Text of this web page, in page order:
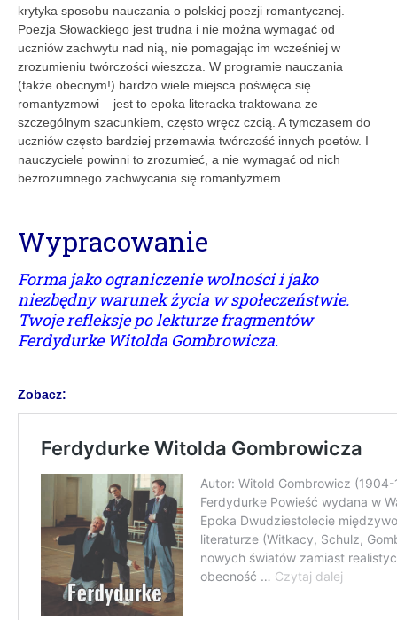
krytyka sposobu nauczania o polskiej poezji romantycznej.
Poezja Słowackiego jest trudna i nie można wymagać od
uczniów zachwytu nad nią, nie pomagając im wcześniej w
zrozumieniu twórczości wieszcza. W programie nauczania
(także obecnym!) bardzo wiele miejsca poświęca się
romantyzmowi – jest to epoka literacka traktowana ze
szczególnym szacunkiem, często wręcz czcią. A tymczasem do
uczniów często bardziej przemawia twórczość innych poetów. I
nauczyciele powinni to zrozumieć, a nie wymagać od nich
bezrozumnego zachwycania się romantyzmem.
Wypracowanie
Forma jako ograniczenie wolności i jako
niezbędny warunek życia w społeczeństwie.
Twoje refleksje po lekturze fragmentów
Ferdydurke Witolda Gombrowicza.
Zobacz: